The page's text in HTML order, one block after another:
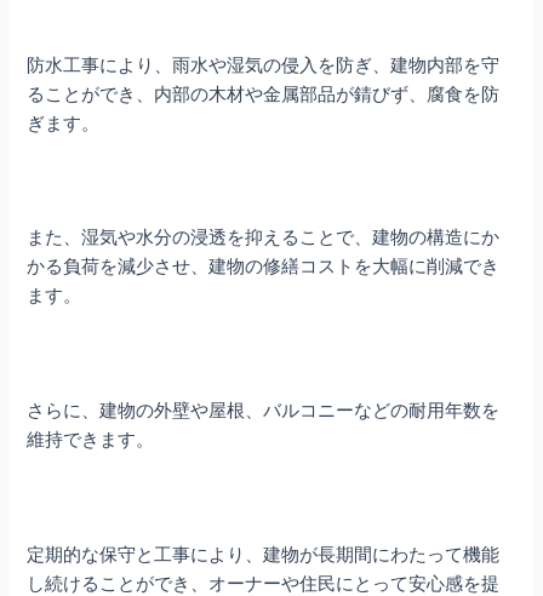
防水工事により、雨水や湿気の侵入を防ぎ、建物内部を守
ることができ、内部の木材や金属部品が錆びず、腐食を防
ぎます。
また、湿気や水分の浸透を抑えることで、建物の構造にか
かる負荷を減少させ、建物の修繕コストを大幅に削減でき
ます。
さらに、建物の外壁や屋根、バルコニーなどの耐用年数を
維持できます。
定期的な保守と工事により、建物が長期間にわたって機能
し続けることができ、オーナーや住民にとって安心感を提